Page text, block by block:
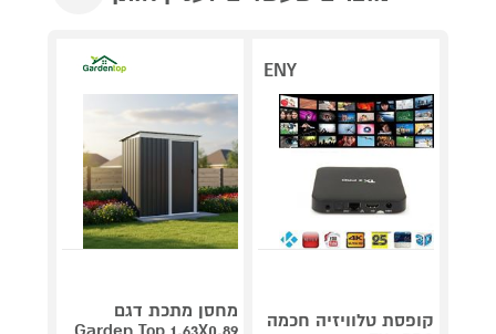
ENY
קופסת טלוויזיה חכמה
מחסן מתכת דגם